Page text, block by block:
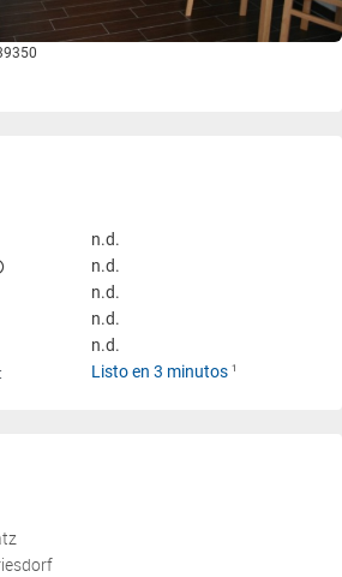
n.d.
n.d.
n.d.
n.d.
n.d.
Listo en 3 minutos 1